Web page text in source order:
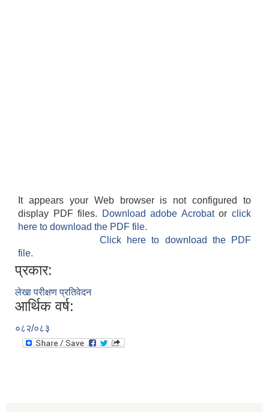
It appears your Web browser is not configured to
display PDF files.
Download adobe Acrobatorclick
here to download the PDF file.
Click here to download the PDF
file.
प्रकार:
लेखा परीक्षण प्रतिवेदन
आर्थिक वर्ष:
०८२/०८३